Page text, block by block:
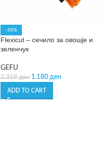
-50%
Flexicut – сечило за овошје и
зеленчук
GEFU
2.359ден 1.180 ден
ADD TO CART